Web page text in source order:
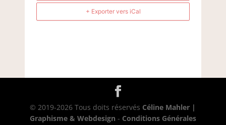
+ Exporter vers iCal
© 2019-2026 Tous doits réservés Céline Mahler |
Graphisme & Webdesign - Conditions Générales